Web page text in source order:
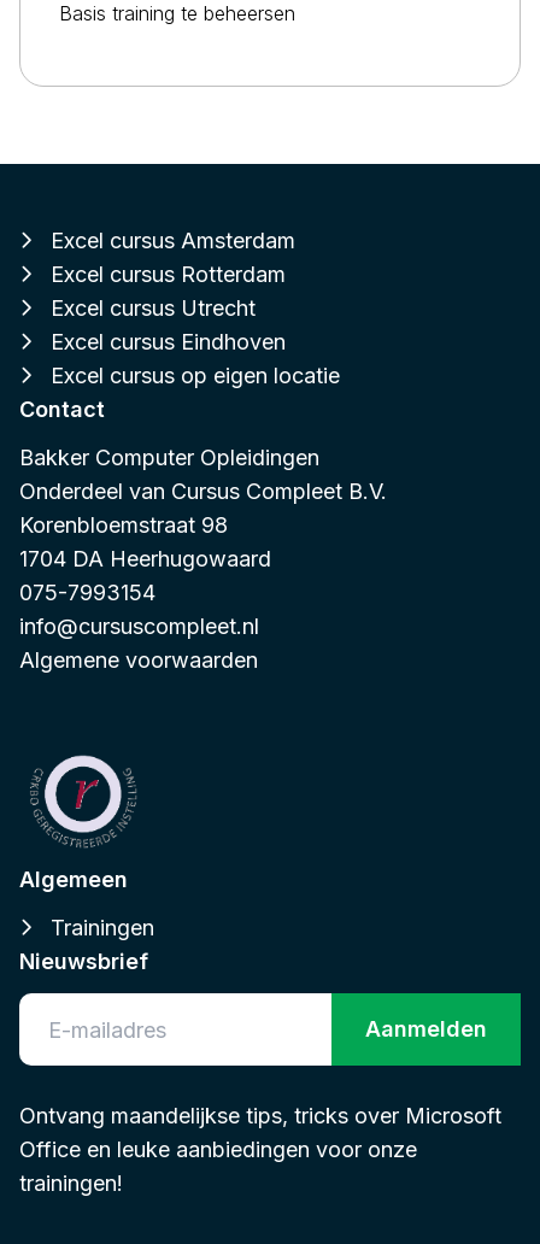
Basis training te beheersen
Excel cursus Amsterdam
Excel cursus Rotterdam
Excel cursus Utrecht
Excel cursus Eindhoven
Excel cursus op eigen locatie
Contact
Bakker Computer Opleidingen
Onderdeel van Cursus Compleet B.V.
Korenbloemstraat 98
1704 DA Heerhugowaard
075-7993154
info@cursuscompleet.nl
Algemene voorwaarden
Algemeen
Trainingen
Nieuwsbrief
Aanmelden
Ontvang maandelijkse tips, tricks over Microsoft
Office en leuke aanbiedingen voor onze
trainingen!